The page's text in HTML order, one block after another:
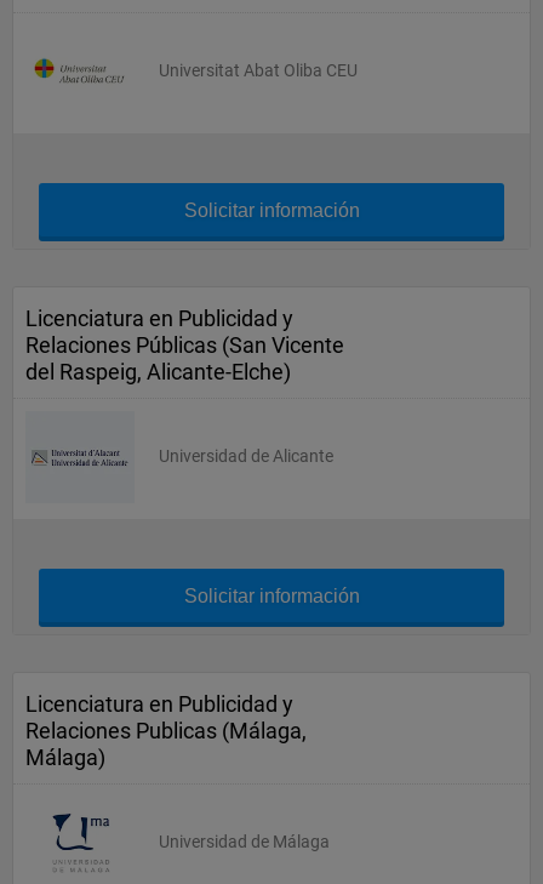
Universitat Abat Oliba CEU
Solicitar información
Licenciatura en Publicidad y
Relaciones Públicas (San Vicente
del Raspeig, Alicante-Elche)
Universidad de Alicante
Solicitar información
Licenciatura en Publicidad y
Relaciones Publicas (Málaga,
Málaga)
Universidad de Málaga